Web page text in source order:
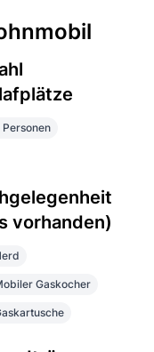
Personen
vorhanden)
Gaskocher